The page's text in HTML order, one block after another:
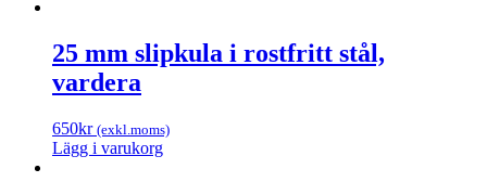
25 mm slipkula i rostfritt stål,
vardera
650kr (exkl.moms)
Lägg i varukorg